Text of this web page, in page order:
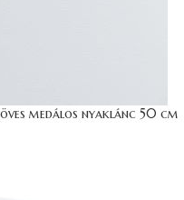
medálos nyaklánc 50 cm